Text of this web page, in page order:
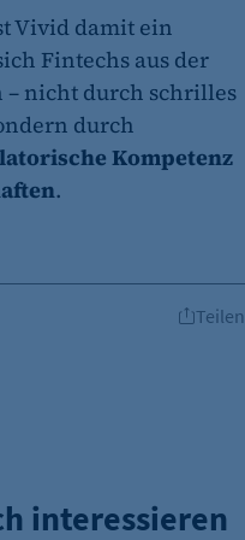
wird. Wird auch
verwendet.
Vivid damit ein
Fintechs aus der
nicht durch schrilles
durch
Kompetenz
.
Teilen
interessieren